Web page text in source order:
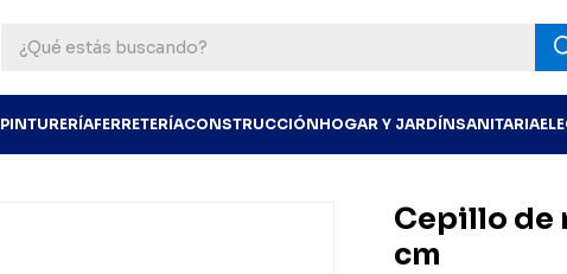
PINTURERÍAFERRETERÍACONSTRUCCIÓNHOGAR Y JARDÍNSANITARIA
Cepillo de
cm